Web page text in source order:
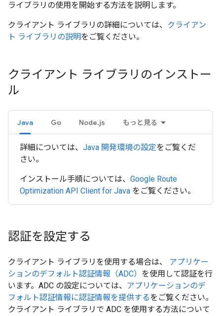
ライブラリの使用を開始する方法を説明します。
クライアント ライブラリの詳細については、 クライアン
ト ライブラリの説明をご覧ください。
クライアント ライブラリのインストー
ル
Java Go Node.js もっと見る
詳細については、 Java 開発環境の設定をご覧くだ
さい。
インストール手順については、 Google Route
Optimization API Client for Java をご覧ください。
認証を設定する
クライアント ライブラリを使用する場合は、 アプリケー
ションのデフォルト認証情報（ADC） を使用して認証を行
います。ADC の設定については、 アプリケーションのデ
フォルト認証情報に認証情報を提供するをご覧ください。
クライアント ライブラリで ADC を使用する方法について